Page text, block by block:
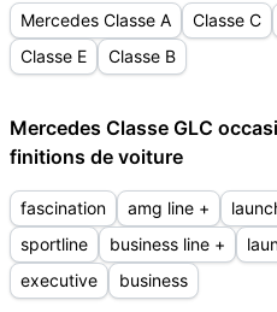
Mercedes Classe A Classe C
Classe E
Classe B
Mercedes Classe GLC
finitions de voiture
fascination amg line +
sportline
business line +
executive
business